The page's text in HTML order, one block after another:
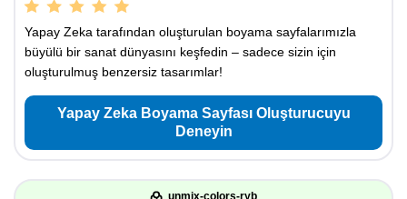
Yapay Zeka tarafından oluşturulan boyama sayfalarımızla
büyülü bir sanat dünyasını keşfedin – sadece sizin için
oluşturulmuş benzersiz tasarımlar!
Yapay Zeka Boyama Sayfası Oluşturucuyu
Deneyin